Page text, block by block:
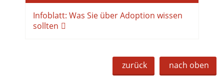
Infoblatt: Was Sie über Adoption wissen
sollten
zurück nach oben